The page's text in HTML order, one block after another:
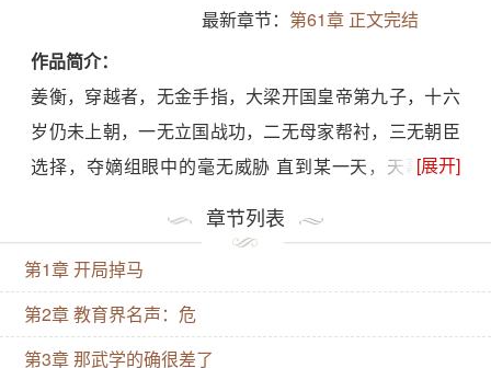
最新章节： 第61章 正文完结
作品简介：
姜衡，穿越者，无金手指，大梁开国皇帝第九子，十六
岁仍未上朝，一无立国战功，二无母家帮衬，三无朝臣
选择，夺嫡组眼中的毫无威胁 直到某一天，天幕降临
梁王朝系列了！没错，这个系列当之无愧的主角就是】
【虽然他斥父讽兄喷百官，唱戏听曲还修仙，更是开启
了后世皇帝各种奇葩副业的先河，但依旧依是百姓明月
的大梁太宗文皇帝！少有的没有遵循太宗继位法的太宗
[展开]
章节列表
第1章 开局掉马
第2章 教育界名声：危
第3章 那武学的确很差了